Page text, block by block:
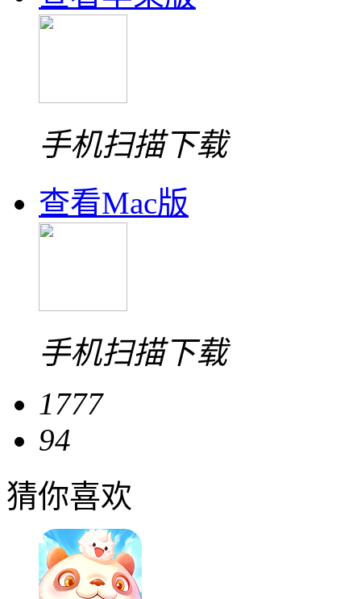
手机扫描下载
查看Mac版
手机扫描下载
1777
94
猜你喜欢